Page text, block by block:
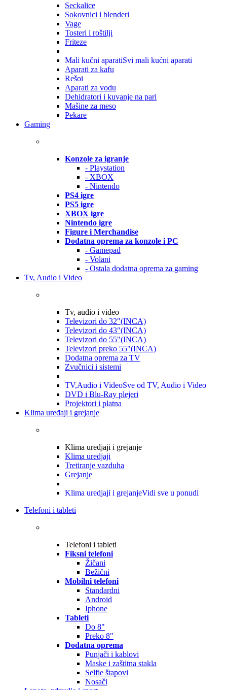
Seckalice
Sokovnici i blenderi
Vage
Tosteri i roštilji
Friteze
Mali kučni aparatiSvi mali kućni aparati
Aparati za kafu
Rešoi
Aparati za vodu
Dehidratori i kuvanje na pari
Mašine za meso
Pekare
Gaming
Konzole za igranje
- Playstation
- XBOX
- Nintendo
PS4 igre
PS5 igre
XBOX igre
Nintendo igre
Figure i Merchandise
Dodatna oprema za konzole i PC
- Gamepad
- Volani
- Ostala dodatna oprema za gaming
Tv, Audio i Video
Tv, audio i video
Televizori do 32"(INCA)
Televizori do 43"(INCA)
Televizori do 55"(INCA)
Televizori preko 55"(INCA)
Dodatna oprema za TV
Zvučnici i sistemi
TV,Audio i VideoSve od TV, Audio i Video
DVD i Blu-Ray plejeri
Projektori i platna
Klima uređaji i grejanje
Klima uredjaji i grejanje
Klima uredjaji
Tretiranje vazduha
Grejanje
Klima uredjaji i grejanjeVidi sve u ponudi
Telefoni i tableti
Telefoni i tableti
Fiksni telefoni
Žičani
Bežični
Mobilni telefoni
Standardni
Android
Iphone
Tableti
Do 8"
Preko 8"
Dodatna oprema
Punjači i kablovi
Maske i zaštitna stakla
Selfie štapovi
Nosači